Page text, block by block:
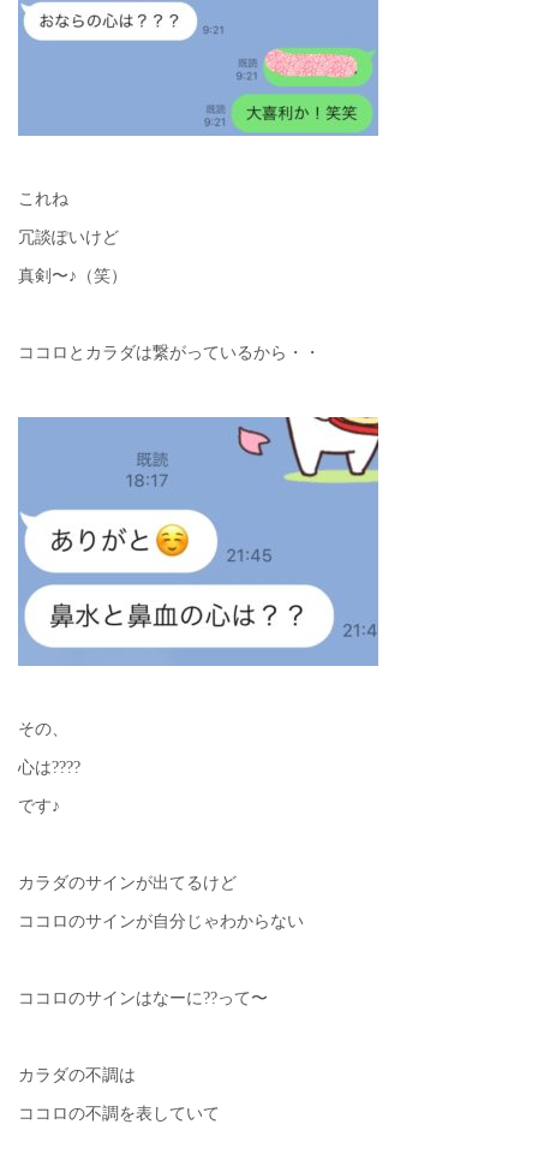
これね
冗談ぽいけど
真剣〜♪（笑）
ココロとカラダは繋がっているから・・
その、
心は????
です♪
カラダのサインが出てるけど
ココロのサインが自分じゃわからない
ココロのサインはなーに??って〜
カラダの不調は
ココロの不調を表していて